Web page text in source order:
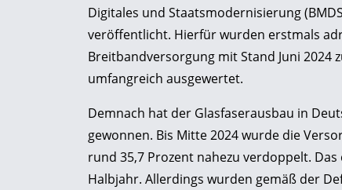
Digitales und Staatsmodernisierung
veröffentlicht. Hierfür wurden erstmals
Breitbandversorgung mit Stand Juni
umfangreich ausgewertet.
Demnach hat der Glasfaserausbau in
gewonnen. Bis Mitte 2024 wurde die
rund 35,7 Prozent nahezu verdoppelt.
Halbjahr. Allerdings wurden gemäß der